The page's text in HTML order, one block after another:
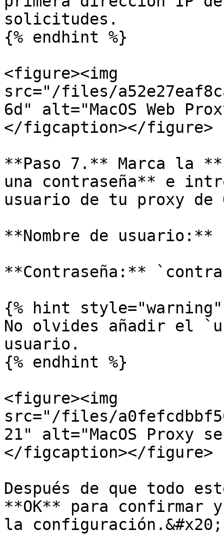
solicitudes.
{% endhint %}
<figure><img
src="/files/
6d" alt="MacOS Web
</figcaption></figure>
**Paso 7.** Marca la
una contraseña** e
usuario de tu proxy de
**Nombre de usuario:**
**Contraseña:**
{% hint style="warning"
No olvides añadir el
usuario.
{% endhint %}
<figure><img
src="/files/
21" alt="MacOS Proxy
</figcaption></figure>
Después de que todo
**OK** para
la configuración.&#x20;